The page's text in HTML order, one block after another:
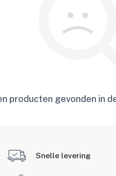
producten gevonden in
Snelle levering